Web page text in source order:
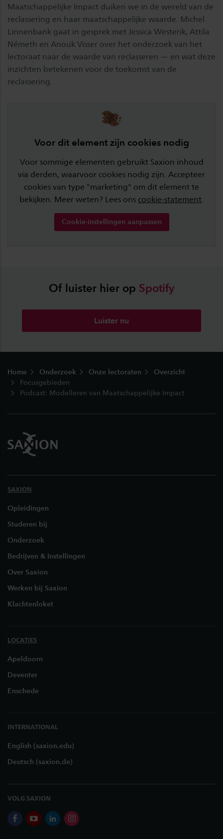
Maatschappelijke Impact duiken we in de wereld van de
reclassering en haar maatschappelijke waarde. Michel
Linnenbank gaat in gesprek met Jessica Westerik, Attila
Németh en Anouk Visser over het onderzoek van het
lectoraat naar de waarde van reclasseren — en wat deze
inzichten betekenen voor de toekomst van de
reclassering.
Voor dit element zijn cookies nodig
Voor sommige elementen gebruikt Saxion inhoud
via derden, waarvoor cookies nodig zijn. Accepteer
cookies van type "marketing" om dit element te
bekijken. Meer weten? Lees ons cookie-statement
Cookie-instellingen aanpassen
Of luister hier op Spotify
Luister nu
Home Onderzoek Onze lectoraten
Overzicht
Focusgebieden
Podcast: Modelleren van Maatschappelijke Impact
SAXION
Opleidingen
Studeren bij
Onderzoek
Bedrijven & Instellingen
Over Saxion
Werken bij Saxion
Klachtenloket
LOCATIES
Apeldoorn
Deventer
Enschede
INTERNATIONAL
English (saxion.edu)
Deutsch (saxion.de)
VOLG SAXION
facebookyoutubelinkedininstagram